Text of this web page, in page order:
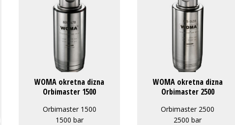
WOMA okretna dizna
Orbimaster 1500
Orbimaster 1500
1500 bar
WOMA okretna dizna
Orbimaster 2500
Orbimaster 2500
2500 bar